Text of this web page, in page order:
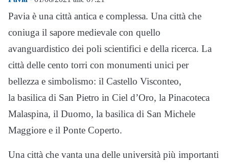
Pavia è una città antica e complessa. Una città che
coniuga il sapore medievale con quello
avanguardistico dei poli scientifici e della ricerca. La
città delle cento torri con monumenti unici per
bellezza e simbolismo: il Castello Visconteo,
la basilica di San Pietro in Ciel d’Oro, la Pinacoteca
Malaspina, il Duomo, la basilica di San Michele
Maggiore e il Ponte Coperto.
Una città che vanta una delle università più importanti